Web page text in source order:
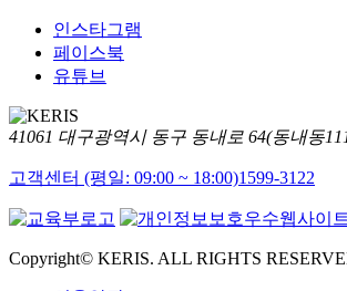
인스타그램
페이스북
유튜브
41061 대구광역시 동구 동내로 64(동내동
고객센터 (평일: 09:00 ~ 18:00)1599-3122
Copyright© KERIS. ALL RIGHTS